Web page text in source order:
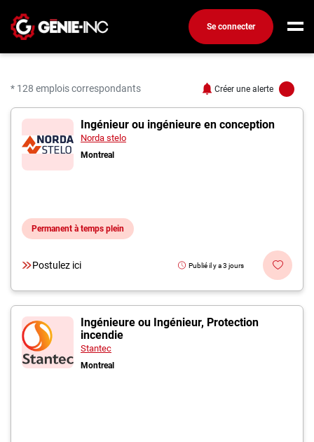
Se connecter
Créez un compte
Emplois
Recherchez un emploi
Compagnies
Ma boîte à outils
Conseils carrière
Inscrivez-vous à l'infolettre
Employeurs
* 128 emplois correspondants Créer une alerte
128 offres pour
Ingénieur ou ingénieure en conception
Norda stelo
Montreal
Permanent à temps plein
Postulez ici Publié il y a 3 jours
Ingénieure ou Ingénieur, Protection
incendie
Stantec
Montreal